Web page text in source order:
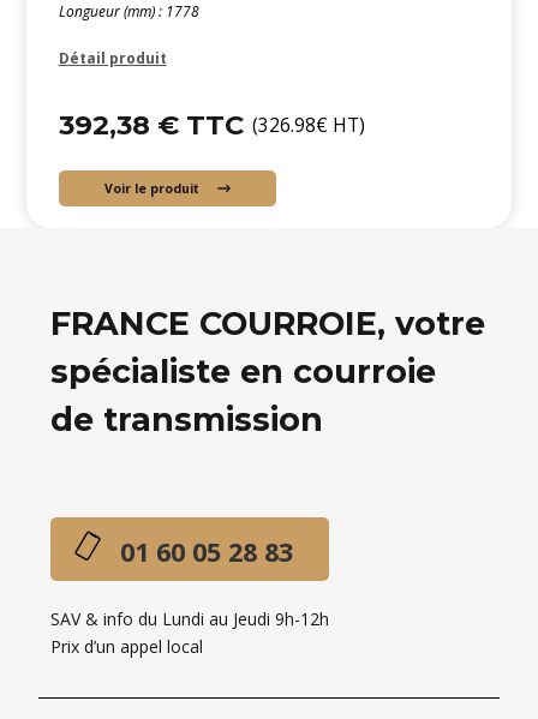
Longueur (mm) : 1778
Détail produit
392,38 € TTC (326.98€ HT)
Voir le produit
FRANCE COURROIE, votre
spécialiste en courroie
de transmission
01 60 05 28 83
SAV & info du Lundi au Jeudi 9h-12h
Prix d’un appel local